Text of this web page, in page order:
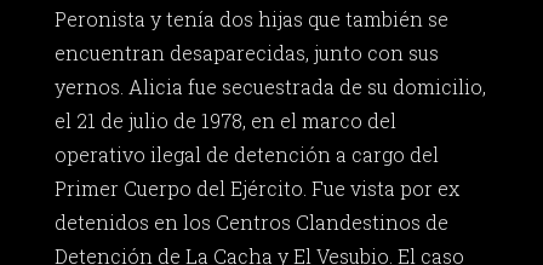
Peronista y tenía dos hijas que también se
encuentran desaparecidas, junto con sus
yernos. Alicia fue secuestrada de su domicilio,
el 21 de julio de 1978, en el marco del
operativo ilegal de detención a cargo del
Primer Cuerpo del Ejército. Fue vista por ex
detenidos en los Centros Clandestinos de
Detención de La Cacha y El Vesubio. El caso